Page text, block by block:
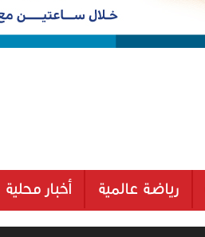
رياضة عالمية أخبار محلية